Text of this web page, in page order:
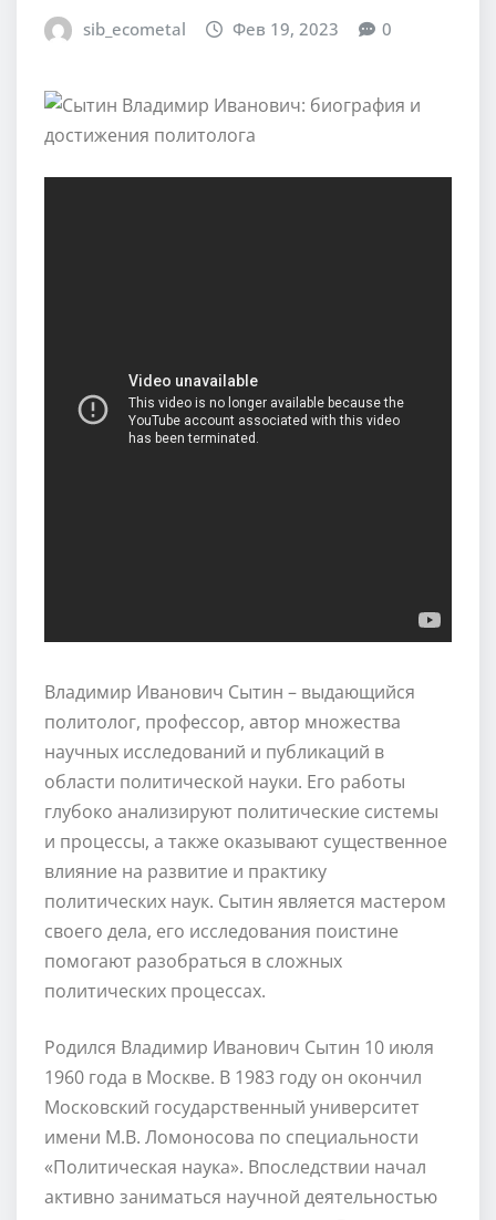
sib_ecometal Фев 19, 2023 0
Владимир Иванович Сытин – выдающийся
политолог, профессор, автор множества
научных исследований и публикаций в
области политической науки. Его работы
глубоко анализируют политические системы
и процессы, а также оказывают существенное
влияние на развитие и практику
политических наук. Сытин является мастером
своего дела, его исследования поистине
помогают разобраться в сложных
политических процессах.
Родился Владимир Иванович Сытин 10 июля
1960 года в Москве. В 1983 году он окончил
Московский государственный университет
имени М.В. Ломоносова по специальности
«Политическая наука». Впоследствии начал
активно заниматься научной деятельностью